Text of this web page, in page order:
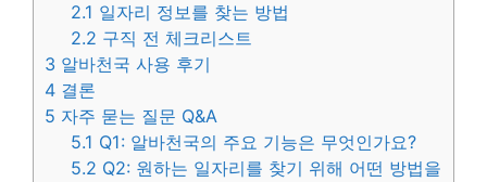
2.1 일자리 정보를 찾는 방법
2.2 구직 전 체크리스트
3 알바천국 사용 후기
4 결론
5 자주 묻는 질문 Q&A
5.1 Q1: 알바천국의 주요 기능은 무엇인가요?
5.2 Q2: 원하는 일자리를 찾기 위해 어떤 방법을